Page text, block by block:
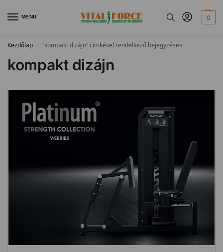
MENÜ 0
Kezdőlap / “kompakt dizájn” címkével rendelkező bejegyzések
kompakt dizájn